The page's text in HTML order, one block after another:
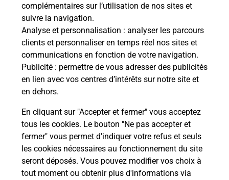
complémentaires sur l’utilisation de nos sites et
suivre la navigation.
Analyse et personnalisation : analyser les parcours
clients et personnaliser en temps réel nos sites et
communications en fonction de votre navigation.
Publicité : permettre de vous adresser des publicités
en lien avec vos centres d’intérêts sur notre site et
en dehors.
En cliquant sur "Accepter et fermer" vous acceptez
tous les cookies. Le bouton "Ne pas accepter et
fermer" vous permet d'indiquer votre refus et seuls
les cookies nécessaires au fonctionnement du site
seront déposés. Vous pouvez modifier vos choix à
tout moment ou obtenir plus d'informations via
Est-ce que je peux garder mon
numéro de mobile gratuitement ?
Est-ce que je peux bénéficier de la 5G
avec La Poste Mobile ?
Est-ce que je peux utiliser mon forfait
à l’étranger avec La Poste Mobile ?
Est-ce que je peux payer mon iPhone
en plusieurs fois avec La Poste Mobile
?